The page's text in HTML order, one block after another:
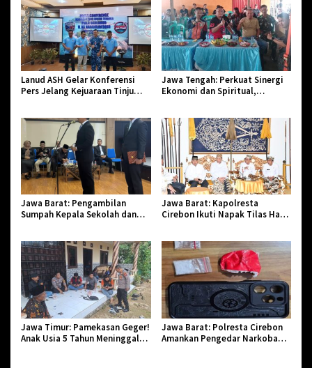
Lanud ASH Gelar Konferensi
Pers Jelang Kejuaraan Tinju
Jawa Tengah: Perkuat Sinergi
Ekonomi dan Spiritual,
Jawa Barat: Pengambilan
Sumpah Kepala Sekolah dan
Pendidikan dan Birokrasi
Jawa Barat: Kapolresta
Cirebon Ikuti Napak Tilas Hari
Jawa Timur: Pamekasan Geger!
Anak Usia 5 Tahun Meninggal
Jawa Barat: Polresta Cirebon
Amankan Pengedar Narkoba